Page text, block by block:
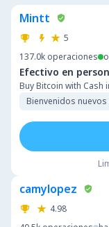
Mintt
5
137.0k operaciones
Efectivo en
Buy Bitcoin with Cash
Bienvenidos
camylopez
4.98